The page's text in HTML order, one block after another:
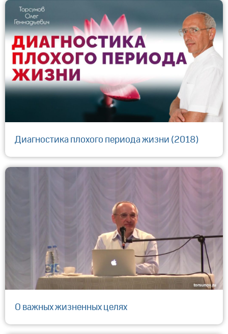
Диагностика плохого периода жизни (2018)
О важных жизненных целях